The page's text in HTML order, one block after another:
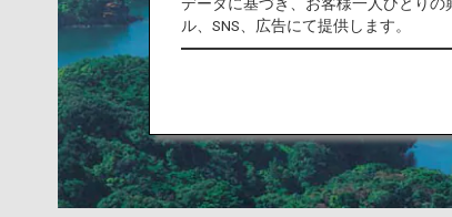
ル、SNS、広告にて提供します。